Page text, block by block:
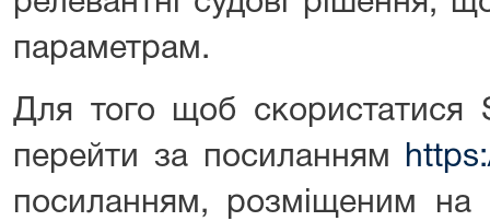
параметрам.
Для того щоб скористатися
перейти за посиланням
посиланням, розміщеним на